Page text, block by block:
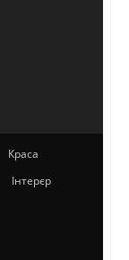
Краса
Інтерєр